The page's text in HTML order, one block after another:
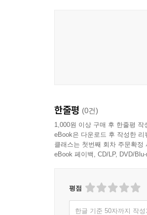
한줄평 (0건)
1,000원 이상 구매 후 한줄평 작
eBook은 다운로드 후 작성한
클래스는 첫번째 회차 주문확
eBook 페이백, CD/LP, DVD/
평점
한글 기준 50자까지 작성